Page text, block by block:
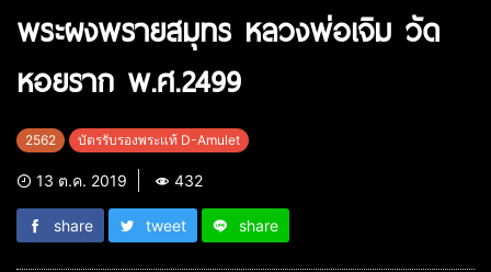
พระผงพรายสมุทร หลวงพ่อเจิม วัด
หอยราก พ.ศ.2499
2562 บัตรรับรองพระแท้ D-Amulet
13 ต.ค. 2019 432
share tweet share